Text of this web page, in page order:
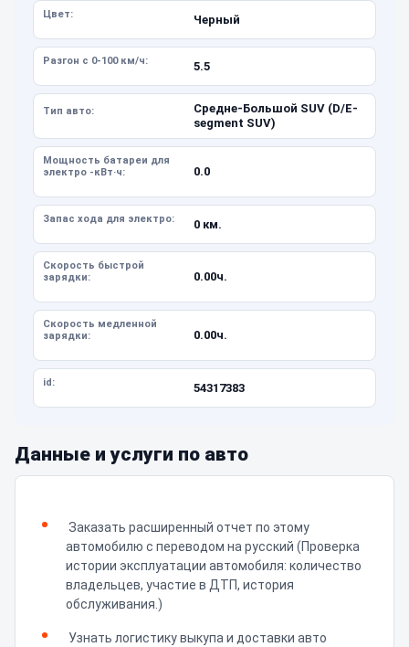
Цвет: Черный
Разгон с 0-100 км/ч: 5.5
Тип авто:
Средне-Большой SUV (D/E-
segment SUV)
Мощность батареи для
электро -кВт·ч:
0.0
Запас хода для электро: 0 км.
Скорость быстрой
зарядки:
0.00ч.
Скорость медленной
зарядки:
0.00ч.
id: 54317383
Данные и услуги по авто
Заказать расширенный отчет по этому
автомобилю с переводом на русский (Проверка
истории эксплуатации автомобиля: количество
владельцев, участие в ДТП, история
обслуживания.)
Узнать логистику выкупа и доставки авто